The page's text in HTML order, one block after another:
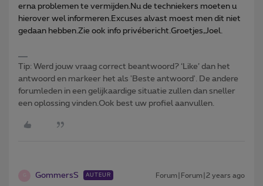
erna problemen te vermijden.Nu de techniekers moeten u
hierover wel informeren.Excuses alvast moest men dit niet
gedaan hebben.Zie ook info privébericht.Groetjes,Joel.
Tip: Werd jouw vraag correct beantwoord? ‘Like’ dan het
antwoord en markeer het als 'Beste antwoord'. De andere
forumleden in een gelijkaardige situatie zullen dan sneller
een oplossing vinden.Ook best uw profiel aanvullen.
GommersS AUTEUR Forum|Forum|2 years ago